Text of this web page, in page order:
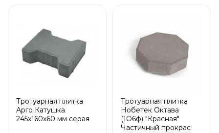
Тротуарная плитка
Арго Катушка
245x160x60 мм серая
Тротуарная плитка
Нобетек Октава
(1О6ф) "Красная"
Частичный прокрас